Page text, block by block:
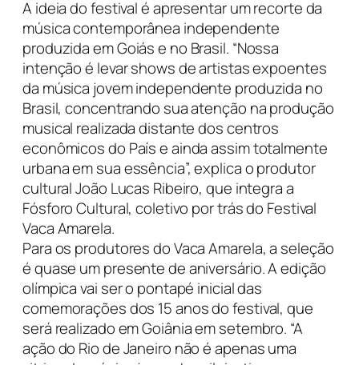
A ideia do festival é apresentar um recorte da
música contemporânea independente
produzida em Goiás e no Brasil. “Nossa
intenção é levar shows de artistas expoentes
da música jovem independente produzida no
Brasil, concentrando sua atenção na produção
musical realizada distante dos centros
econômicos do País e ainda assim totalmente
urbana em sua essência”, explica o produtor
cultural João Lucas Ribeiro, que integra a
Fósforo Cultural, coletivo por trás do Festival
Vaca Amarela.
Para os produtores do Vaca Amarela, a seleção
é quase um presente de aniversário. A edição
olímpica vai ser o pontapé inicial das
comemorações dos 15 anos do festival, que
será realizado em Goiânia em setembro. “A
ação do Rio de Janeiro não é apenas uma